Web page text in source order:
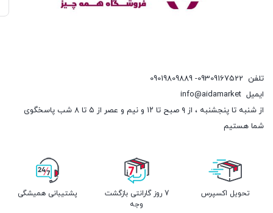
تلفن 09309167522- 09019809889
ایمیل info@aidamarket
از شنبه تا پنجشنبه ، از ۹ صبح تا ۱۲ و نیم و عصر از ۵ تا ۸ شب پاسخگوی
شما هستیم
تحویل اکسپرس
7 روز گارانتی بازگشت
وجه
پشتیبانی همیشگی